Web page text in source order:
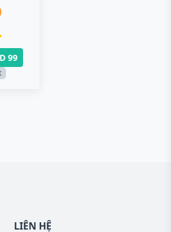
99
LIÊN HỆ